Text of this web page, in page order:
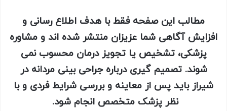
مطالب این صفحه فقط با هدف اطلاع رسانی و
افزایش آگاهی شما عزیزان منتشر شده اند و مشاوره
پزشکی، تشخیص یا تجویز درمان محسوب نمی
شوند. تصمیم گیری درباره جراحی بینی مردانه در
شیراز باید پس از معاینه و بررسی شرایط فردی و با
نظر پزشک متخصص انجام شود.